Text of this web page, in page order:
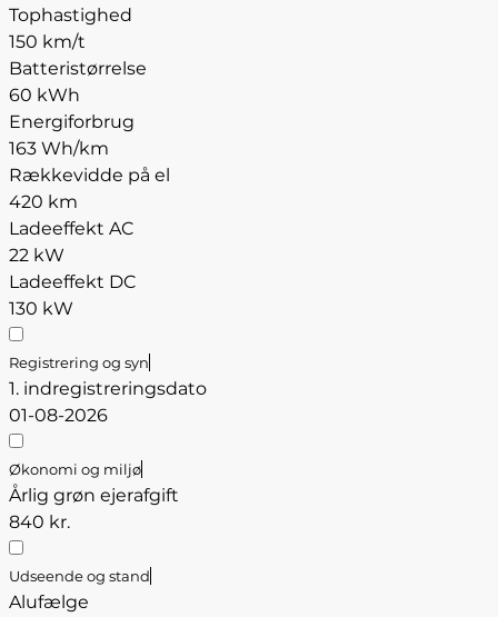
Tophastighed
150 km/t
Batteristørrelse
60 kWh
Energiforbrug
163 Wh/km
Rækkevidde på el
420 km
Ladeeffekt AC
22 kW
Ladeeffekt DC
130 kW
Registrering og syn
1. indregistreringsdato
01-08-2026
Økonomi og miljø
Årlig grøn ejerafgift
840 kr.
Udseende og stand
Alufælge